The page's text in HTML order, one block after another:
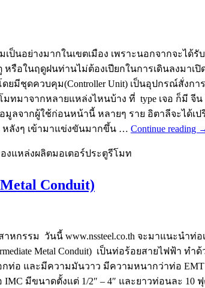
นอย่างมากในเขตเมือง เพราะนอกจากจะได้
อในฤดูฝนท่านไม่ต้องเปียกในการเดินลงมาเ
มีชุดควบคุม(Controller Unit) เป็นอุปกรณ์สั่ง
ทมาจากหลายแหล่งไหนบ้าง ที่ type เจอ ก็มี จี
ลจากผู้ใช้ก่อนหน้านี้ หลายๆ ราย อิตาลีจะได้
หลังๆ เข้ามาแข่งขันมากขึ้น … Continue reading
แหล่งผลิตมอเตอร์ประตูรีโมท
Conduit)
กรรม วันนี้ www.nssteel.co.th จะมาแนะน
Metal Conduit) เป็นท่อร้อยสายไฟฟ้า
ท่อ และมีความมันวาว มีความหนากว่าท่อ
มีขนาดตั้งแต่ 1/2″ – 4″ และยาวท่อนละ